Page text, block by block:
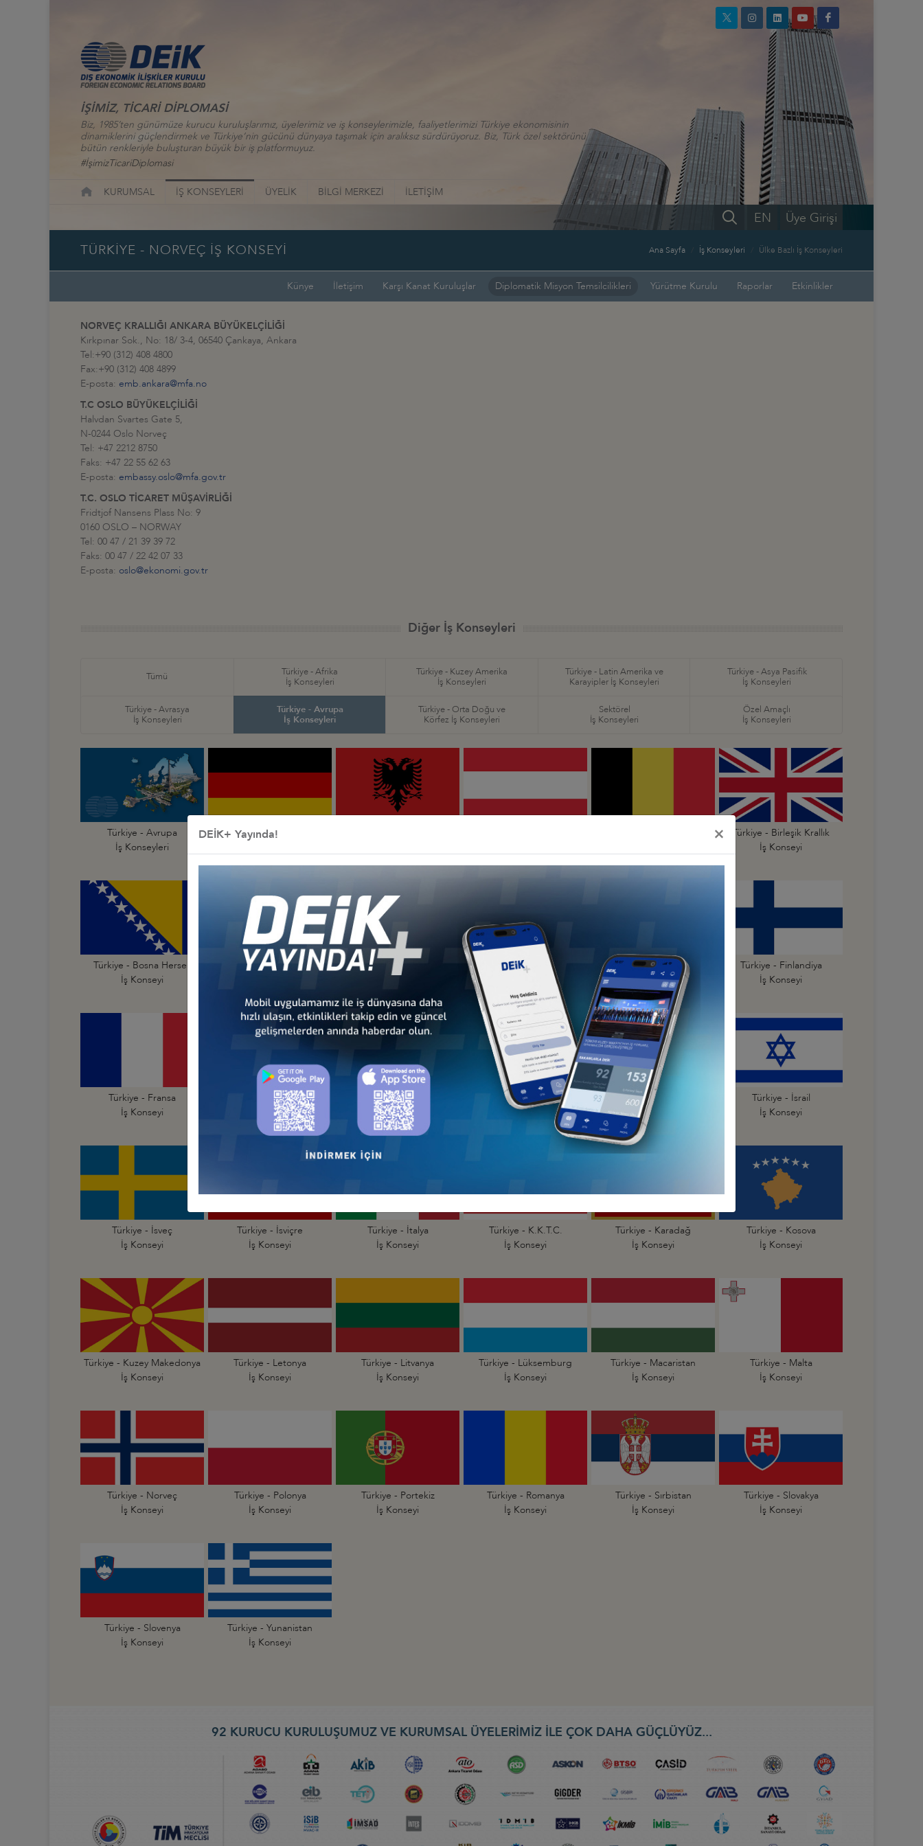
İŞİMİZ, TİCARİ DİPLOMASİ
Biz, 1985’ten günümüze kurucu kuruluşlarımız, üyelerimiz ve iş konseylerimizle, faaliyetlerimizi Türkiye ekonomisinin
dinamiklerini güçlendirmek ve Türkiye’nin gücünü dünyaya taşımak için aralıksız sürdürüyoruz. Biz, Türk özel sektörünü
bütün renkleriyle buluşturan büyük bir iş platformuyuz.
#İşimizTicariDiplomasi
KURUMSAL İŞ KONSEYLERİ ÜYELİK BİLGİ MERKEZİ İLETİŞİM
Üye Girişi
EN
TÜRKİYE - NORVEÇ İŞ KONSEYİ Ana Sayfa İş Konseyleri Ülke Bazlı İş Konseyleri
Künye İletişim Karşı Kanat Kuruluşlar Diplomatik Misyon Temsilcilikleri Yürütme Kurulu Raporlar Etkinlikler
NORVEÇ KRALLIĞI ANKARA BÜYÜKELÇİLİĞİ
Kırkpınar Sok., No: 18/ 3-4, 06540 Çankaya, Ankara
Tel:+90 (312) 408 4800
Fax:+90 (312) 408 4899
E-posta: emb.ankara@mfa.no
T.C OSLO BÜYÜKELÇİLİĞİ
Halvdan Svartes Gate 5,
N-0244 Oslo Norveç
Tel: +47 2212 8750
Faks: +47 22 55 62 63
E-posta: embassy.oslo@mfa.gov.tr
T.C. OSLO TİCARET MÜŞAVİRLİĞİ
Fridtjof Nansens Plass No: 9
0160 OSLO – NORWAY
Tel: 00 47 / 21 39 39 72
Faks: 00 47 / 22 42 07 33
E-posta: oslo@ekonomi.gov.tr
Diğer İş Konseyleri
Tümü
Türkiye - Afrika
İş Konseyleri
Türkiye - Kuzey Amerika
İş Konseyleri
Türkiye - Latin Amerika ve
Karayipler İş Konseyleri
Türkiye - Asya Pasifik
İş Konseyleri
Türkiye - Avrasya
İş Konseyleri
Türkiye - Avrupa
İş Konseyleri
Türkiye - Orta Doğu ve
Körfez İş Konseyleri
Sektörel
İş Konseyleri
Özel Amaçlı
İş Konseyleri
Türkiye - Avrupa
İş Konseyleri
Türkiye - Almanya
Türkiye - Birleşik Krallık
İş Konseyi
Türkiye - Bosna Hersek
İş Konseyi
Türkiye - Bulgaristan
Türkiye - Çekya
İş Konseyi
Türkiye - Danimarka
Türkiye - Estonya
İş Konseyi
Türkiye - Finlandiya
İş Konseyi
Türkiye - Fransa
İş Konseyi
Türkiye - Hırvatistan
İş Konseyi
Türkiye - Hollanda
İş Konseyi
Türkiye - İrlanda
İş Konseyi
Türkiye - İspanya
İş Konseyi
Türkiye - İsrail
İş Konseyi
Türkiye - İsveç
İş Konseyi
Türkiye - İsviçre
İş Konseyi
Türkiye - İtalya
İş Konseyi
Türkiye - K.K.T.C.
İş Konseyi
Türkiye - Karadağ
İş Konseyi
Türkiye - Kosova
İş Konseyi
Türkiye - Kuzey Makedonya
İş Konseyi
Türkiye - Letonya
İş Konseyi
Türkiye - Litvanya
İş Konseyi
Türkiye - Lüksemburg
İş Konseyi
Türkiye - Macaristan
İş Konseyi
Türkiye - Malta
İş Konseyi
Türkiye - Norveç
İş Konseyi
Türkiye - Polonya
İş Konseyi
Türkiye - Portekiz
İş Konseyi
Türkiye - Romanya
İş Konseyi
Türkiye - Sırbistan
İş Konseyi
Türkiye - Slovakya
İş Konseyi
Türkiye - Slovenya
İş Konseyi
Türkiye - Yunanistan
İş Konseyi
92 KURUCU KURULUŞUMUZ VE KURUMSAL ÜYELERİMİZ İLE ÇOK DAHA GÜÇLÜYÜZ...
DEİK+ Yayında! ×